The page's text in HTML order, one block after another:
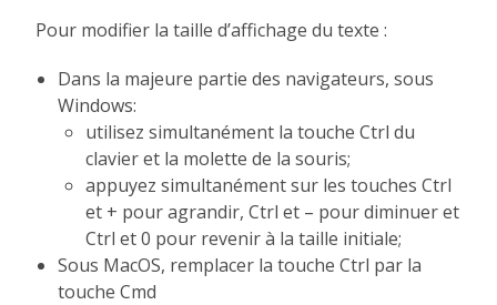
Pour modifier la taille d’affichage du texte :
Dans la majeure partie des navigateurs, sous
Windows:
utilisez simultanément la touche Ctrl du
clavier et la molette de la souris;
appuyez simultanément sur les touches Ctrl
et + pour agrandir, Ctrl et – pour diminuer et
Ctrl et 0 pour revenir à la taille initiale;
Sous MacOS, remplacer la touche Ctrl par la
touche Cmd